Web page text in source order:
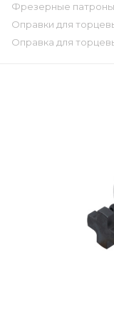
Фрезерные патроны
Оправки для
Оправка для